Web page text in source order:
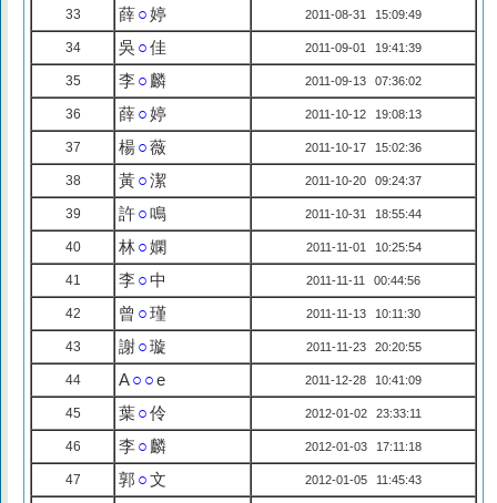
33 薛○婷 2011-08-31 15:09:49
34 吳 ○佳 2011-09-01 19:41:39
35 李○ 麟 2011-09-13 07:36:02
36 薛○婷 2011-10-12 19:08:13
37 楊○薇 2011-10-17 15:02:36
38 黃○潔 2011-10-20 09:24:37
39 許○鳴 2011-10-31 18:55:44
40 林○嫻 2011-11-01 10:25:54
41 李○中 2011-11-11 00:44:56
42 曾 ○瑾 2011-11-13 10:11:30
43 謝○璇 2011-11-23 20:20:55
44 A○○e 2011-12-28 10:41:09
45 葉○伶 2012-01-02 23:33:11
46 李○ 麟 2012-01-03 17:11:18
47 郭 ○文 2012-01-05 11:45:43